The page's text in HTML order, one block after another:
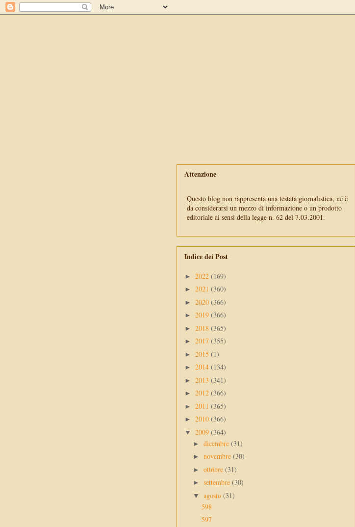
Attenzione
Questo blog non rappresenta una testata giornalistica, né è
da considerarsi un mezzo di informazione o un prodotto
editoriale ai sensi della legge n. 62 del 7.03.2001.
Indice dei Post
► 2022 (169)
► 2021 (360)
► 2020 (366)
► 2019 (366)
► 2018 (365)
► 2017 (355)
► 2015 (1)
► 2014 (134)
► 2013 (341)
► 2012 (366)
► 2011 (365)
► 2010 (366)
▼ 2009 (364)
► dicembre (31)
► novembre (30)
► ottobre (31)
► settembre (30)
▼ agosto (31)
598
597